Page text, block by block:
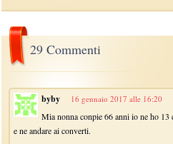
29 Commenti
byby 16 gennaio 2017 alle 16:20
Mia nonna conpie 66 anni io ne ho 13
e ne andare ai converti.